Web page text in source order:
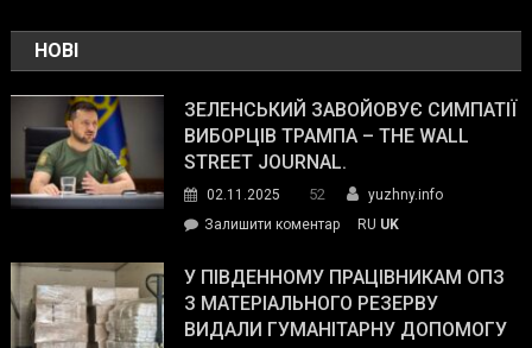
НОВІ
ЗЕЛЕНСЬКИЙ ЗАВОЙОВУЄ СИМПАТІЇ
ВИБОРЦІВ ТРАМПА – THE WALL
STREET JOURNAL.
02.11.2025 52
yuzhny.info
Залишити коментарon
завойовує
симпатії
виборців
RU UK
У ПІВДЕННОМУ ПРАЦІВНИКАМ ОПЗ
З МАТЕРІАЛЬНОГО РЕЗЕРВУ
ВИДАЛИ ГУМАНІТАРНУ ДОПОМОГУ